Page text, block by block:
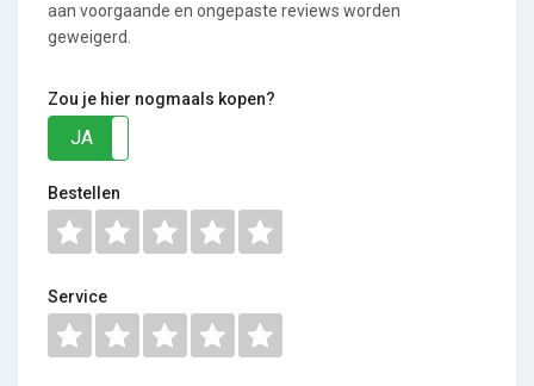
aan voorgaande en ongepaste reviews worden
geweigerd.
Zou je hier nogmaals kopen?
JA
Bestellen
Service